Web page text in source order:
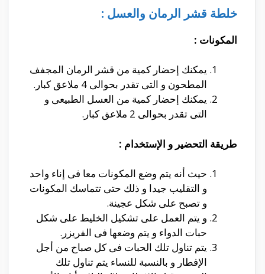
خلطة قشر الرمان والعسل :
المكونات :
يمكنك إحضار كمية من قشر الرمان المجفف
المطحون و التى تقدر بحوالى 4 ملاعق كبار.
يمكنك إحضار كمية من العسل الطبيعى و
التى تقدر بحوالى 2 ملاعق كبار.
طريقة التحضير و الإستخدام :
حيث أنه يتم وضع المكونات معا فى إناء واحد
و التقليب جيدا و ذلك حتى تتماسك المكونات
و تصبح على شكل عجينة.
و يتم العمل على تشكيل الخليط على شكل
حبات الدواء و يتم وضعها فى الفريزر.
يتم تناول تلك الحبات فى كل صباح من أجل
الإفطار و بالنسبة للنساء يتم تناول تلك